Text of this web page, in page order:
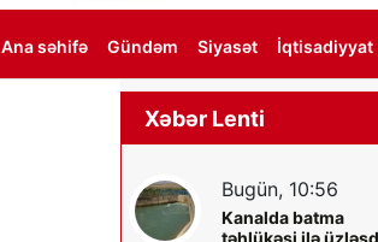
Ana səhifə Gündəm Siyasət İqtisadiyyat
Xəbər Lenti
Bugün, 10:56
Kanalda batma
təhlükəsi ilə